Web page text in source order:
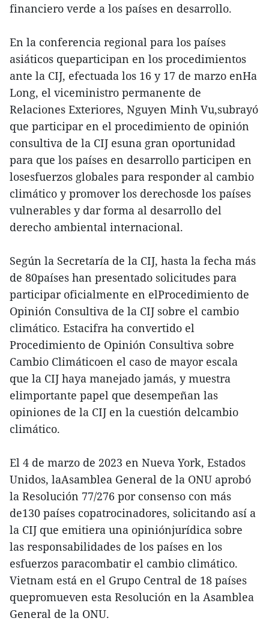
financiero verde a los países en desarrollo.
En la conferencia regional para los países
asiáticos queparticipan en los procedimientos
ante la CIJ, efectuada los 16 y 17 de marzo enHa
Long, el viceministro permanente de
Relaciones Exteriores, Nguyen Minh Vu,subrayó
que participar en el procedimiento de opinión
consultiva de la CIJ esuna gran oportunidad
para que los países en desarrollo participen en
losesfuerzos globales para responder al cambio
climático y promover los derechosde los países
vulnerables y dar forma al desarrollo del
derecho ambiental internacional.
Según la Secretaría de la CIJ, hasta la fecha más
de 80países han presentado solicitudes para
participar oficialmente en elProcedimiento de
Opinión Consultiva de la CIJ sobre el cambio
climático. Estacifra ha convertido el
Procedimiento de Opinión Consultiva sobre
Cambio Climáticoen el caso de mayor escala
que la CIJ haya manejado jamás, y muestra
elimportante papel que desempeñan las
opiniones de la CIJ en la cuestión delcambio
climático.
El 4 de marzo de 2023 en Nueva York, Estados
Unidos, laAsamblea General de la ONU aprobó
la Resolución 77/276 por consenso con más
de130 países copatrocinadores, solicitando así a
la CIJ que emitiera una opiniónjurídica sobre
las responsabilidades de los países en los
esfuerzos paracombatir el cambio climático.
Vietnam está en el Grupo Central de 18 países
quepromueven esta Resolución en la Asamblea
General de la ONU.